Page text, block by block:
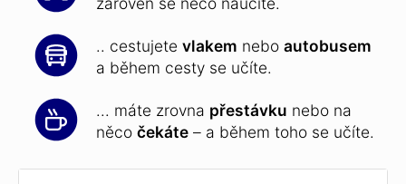
.. cestujete vlakem nebo autobusem
a během cesty se učíte.
... máte zrovna přestávku nebo na
něco čekáte – a během toho se učíte.